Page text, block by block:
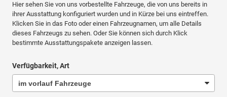
Hier sehen Sie von uns vorbestellte Fahrzeuge, die von uns bereits in
ihrer Ausstattung konfiguriert wurden und in Kürze bei uns eintreffen.
Klicken Sie in das Foto oder einen Fahrzeugnamen, um alle Details
dieses Fahrzeugs zu sehen. Oder Sie können sich durch Klick
bestimmte Ausstattungspakete anzeigen lassen.
Verfügbarkeit, Art